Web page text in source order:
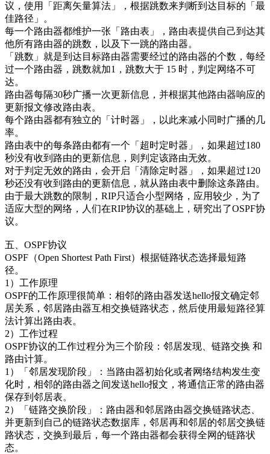
议，使用「距离矢量算法」，根据跳数来判断到达目标的「最
佳路径」。
每一个路由器都维护一张「路由表」，路由表提供自己到达其
他所有路由器的跳数，以及下一跳的路由器。
「跳数」就是到达目标路由器需要经过的路由器的个数，每经
过一个路由器，跳数就加1，跳数大于 15 时，判定网络不可
达。
路由器每隔30秒广播一次更新信息，并根据其他路由器响应的
更新报文修改路由表。
每个路由器都有独立的「计时器」，以此来减小同时广播的几
率。
路由表中的每条路由都有一个「超时定时器」，如果超过180
秒没有收到路由的更新信息，则判定该路由无效。
对于判定无效的路由，会开启「清除定时器」，如果超过120
秒还没有收到路由的更新信息，就从路由表中删除这条路由。
由于最大跳数的限制，RIP只适合小型网络，应用较少，为了
适应大型的网络，人们在RIP协议的基础上，研究出了OSPF协
议。
五、OSPF协议
OSPF（Open Shortest Path First）根据链路状态选择最短路
径。
1）工作原理
OSPF的工作原理很简单：相邻的路由器发送hello报文确定邻
居关系，邻居路由器互相交换链路状态，然后使用最短路径算
法计算出路由表。
2）工作过程
OSPF协议的工作过程分为三个阶段：邻居发现、链路交换 和
路由计算。
1）「邻居发现阶段」：当路由器初始化或者网络结构发生变
化时，相邻的路由器之间发送hello报文，将通信正常的路由器
保存到邻居表。
2）「链路交换阶段」：路由器和邻居路由器交换链路状态、
并更新到自己的链路状态数据库，邻居再和邻居的邻居交换链
路状态，交换到最后，每一个路由器都会获得全网的链路状
态。